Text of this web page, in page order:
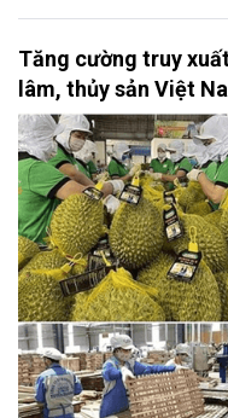
Tăng cường truy
lâm, thủy sản Việt